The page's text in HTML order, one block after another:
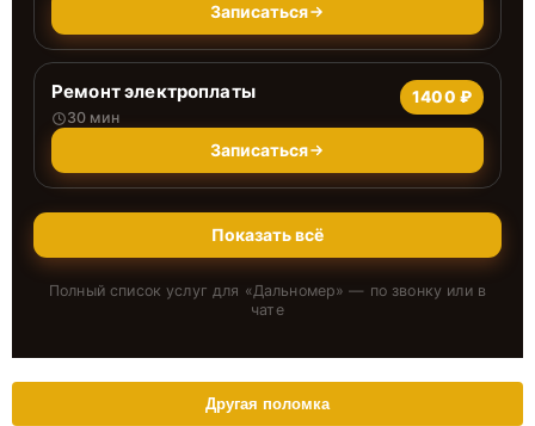
Записаться
Ремонт электроплаты
30 мин
1400 ₽
Записаться
Показать всё
Полный список услуг для «Дальномер» — по звонку или в
чате
Другая поломка